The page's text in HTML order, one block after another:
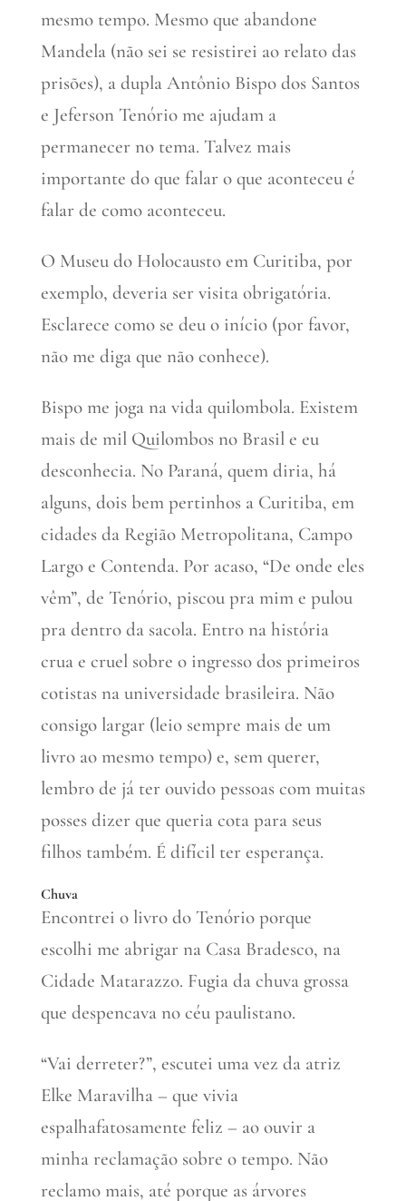
mesmo tempo. Mesmo que abandone
Mandela (não sei se resistirei ao relato das
prisões), a dupla Antônio Bispo dos Santos
e Jeferson Tenório me ajudam a
permanecer no tema. Talvez mais
importante do que falar o que aconteceu é
falar de como aconteceu.
O Museu do Holocausto em Curitiba, por
exemplo, deveria ser visita obrigatória.
Esclarece como se deu o início (por favor,
não me diga que não conhece).
Bispo me joga na vida quilombola. Existem
mais de mil Quilombos no Brasil e eu
desconhecia. No Paraná, quem diria, há
alguns, dois bem pertinhos a Curitiba, em
cidades da Região Metropolitana, Campo
Largo e Contenda. Por acaso, “De onde eles
vêm”, de Tenório, piscou pra mim e pulou
pra dentro da sacola. Entro na história
crua e cruel sobre o ingresso dos primeiros
cotistas na universidade brasileira. Não
consigo largar (leio sempre mais de um
livro ao mesmo tempo) e, sem querer,
lembro de já ter ouvido pessoas com muitas
posses dizer que queria cota para seus
filhos também. É difícil ter esperança.
Chuva
Encontrei o livro do Tenório porque
escolhi me abrigar na Casa Bradesco, na
Cidade Matarazzo. Fugia da chuva grossa
que despencava no céu paulistano.
“Vai derreter?”, escutei uma vez da atriz
Elke Maravilha – que vivia
espalhafatosamente feliz – ao ouvir a
minha reclamação sobre o tempo. Não
reclamo mais, até porque as árvores